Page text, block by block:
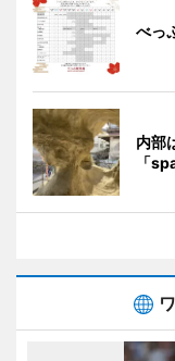
べっ
内部
「